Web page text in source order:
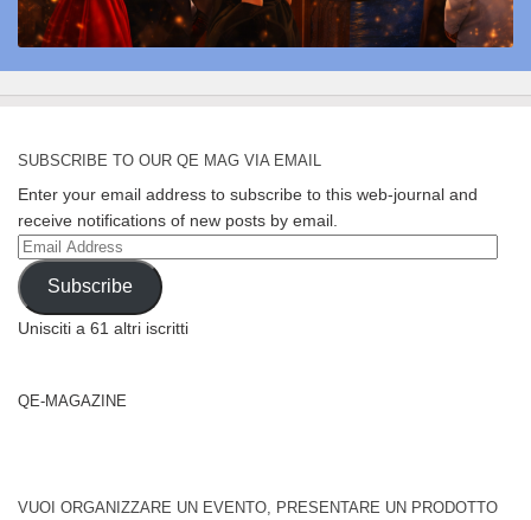
SUBSCRIBE TO OUR QE MAG VIA EMAIL
Enter your email address to subscribe to this web-journal and
receive notifications of new posts by email.
Email
Address
Subscribe
Unisciti a 61 altri iscritti
QE-MAGAZINE
VUOI ORGANIZZARE UN EVENTO, PRESENTARE UN PRODOTTO